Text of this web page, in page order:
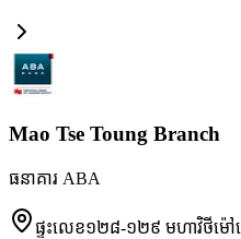
Mao Tse Toung Branch
ធនាគារ ABA
ផ្ទះលេខ១២៨-១២៩ មហាវិថីម៉ៅ